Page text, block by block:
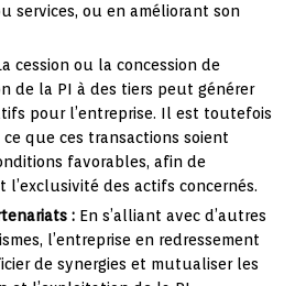
services, ou en améliorant son
cession ou la concession de
de la PI à des tiers peut générer
pour l’entreprise. Il est toutefois
que ces transactions soient
favorables, afin de
l’exclusivité des actifs concernés.
: En s’alliant avec d’autres
l’entreprise en redressement
de synergies et mutualiser les